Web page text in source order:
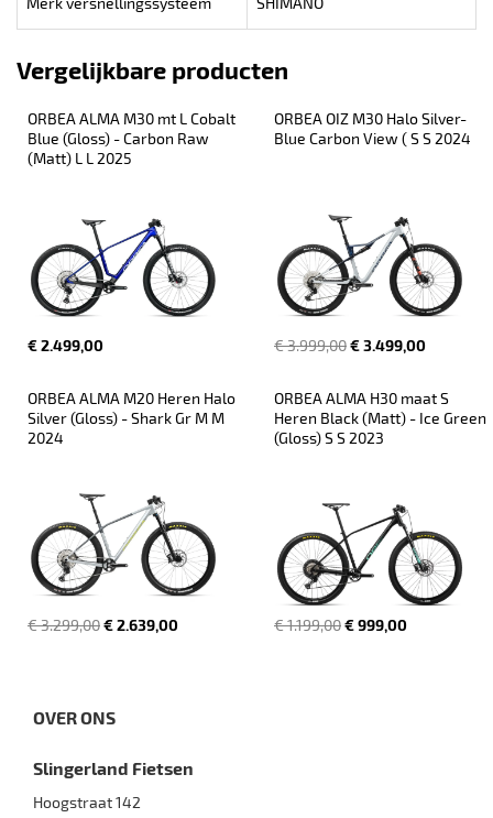
Vergelijkbare producten
ORBEA ALMA M30 mt L Cobalt
Blue (Gloss) - Carbon Raw
(Matt) L L 2025
€ 2.499,00
ORBEA OIZ M30 Halo Silver-
Blue Carbon View ( S S 2024
€ 3.999,00€ 3.499,00
ORBEA ALMA M20 Heren Halo
Silver (Gloss) - Shark Gr M M
2024
€ 3.299,00€ 2.639,00
ORBEA ALMA H30 maat S
Heren Black (Matt) - Ice Green
(Gloss) S S 2023
€ 1.199,00€ 999,00
OVER ONS
Slingerland Fietsen
Hoogstraat 142